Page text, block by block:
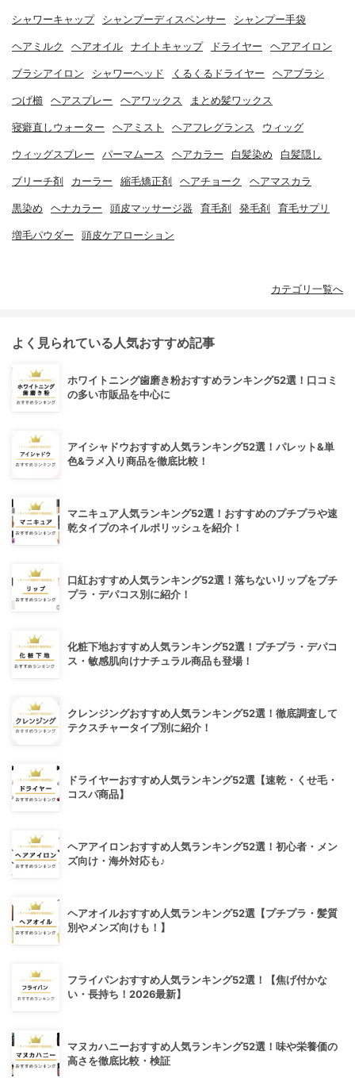
シャワーキャップ シャンプーディスペンサー シャンプー手袋
ヘアミルク ヘアオイル ナイトキャップ ドライヤー ヘアアイロン
ブラシアイロン シャワーヘッド くるくるドライヤー ヘアブラシ
つげ櫛 ヘアスプレー ヘアワックス まとめ髪ワックス
寝癖直しウォーター ヘアミスト ヘアフレグランス ウィッグ
ウィッグスプレー パーマムース ヘアカラー 白髪染め 白髪隠し
ブリーチ剤 カーラー 縮毛矯正剤 ヘアチョーク ヘアマスカラ
黒染め ヘナカラー 頭皮マッサージ器 育毛剤 発毛剤 育毛サプリ
増毛パウダー 頭皮ケアローション
カテゴリ一覧へ
よく見られている人気おすすめ記事
ホワイトニング歯磨き粉おすすめランキング52選！口コミ
の多い市販品を中心に
アイシャドウおすすめ人気ランキング52選！パレット&単
色&ラメ入り商品を徹底比較！
マニキュア人気ランキング52選！おすすめのプチプラや速
乾タイプのネイルポリッシュを紹介！
口紅おすすめ人気ランキング52選！落ちないリップをプチ
プラ・デパコス別に紹介！
化粧下地おすすめ人気ランキング52選！プチプラ・デパコ
ス・敏感肌向けナチュラル商品も登場！
クレンジングおすすめ人気ランキング52選！徹底調査して
テクスチャータイプ別に紹介！
ドライヤーおすすめ人気ランキング52選【速乾・くせ毛・
コスパ商品】
ヘアアイロンおすすめ人気ランキング52選！初心者・メン
ズ向け・海外対応も♪
ヘアオイルおすすめ人気ランキング52選【プチプラ・髪質
別やメンズ向けも！】
フライパンおすすめ人気ランキング52選！【焦げ付かな
い・長持ち！2026最新】
マヌカハニーおすすめ人気ランキング52選！味や栄養価の
高さを徹底比較・検証